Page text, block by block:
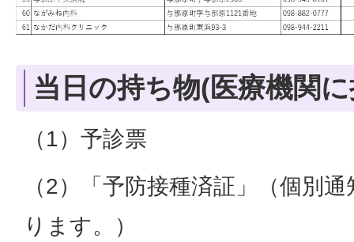
当日の持ち物(医療機関
（1）予診票
（2）「予防接種済証」（個別
ります。）